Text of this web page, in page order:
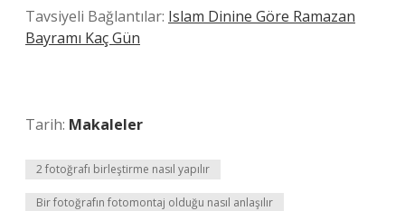
Tavsiyeli Bağlantılar: Islam Dinine Göre Ramazan
Bayramı Kaç Gün
Tarih: Makaleler
2 fotoğrafı birleştirme nasıl yapılır
Bir fotoğrafın fotomontaj olduğu nasıl anlaşılır